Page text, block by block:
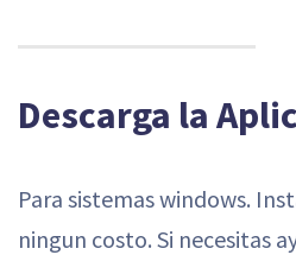
Descarga la
Para sistemas windows.
ningun costo. Si necesitas